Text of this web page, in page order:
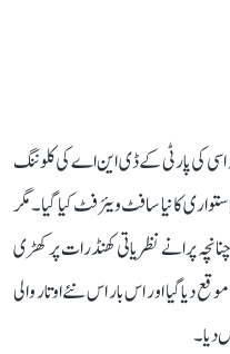
اسی کی پارٹی کے ڈی این اے کی کلوننگ
کا نیا سافٹ ویئر فٹ کیا گیا۔ مگر
پرانے نظریاتی کھنڈرات پر کھڑی
دیا گیا اور اس بار اس نئے اوتار والی
دیا۔